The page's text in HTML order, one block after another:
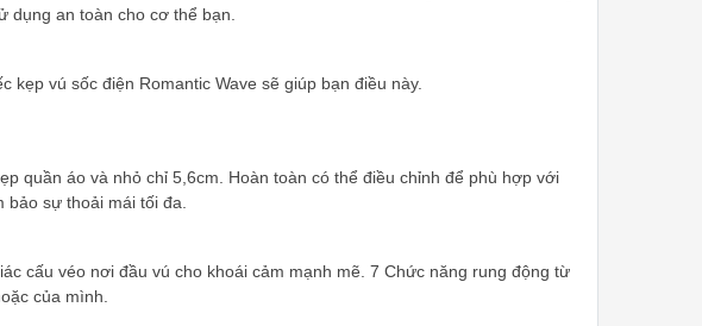
dụng an toàn cho cơ thể bạn.
vú sốc điện Romantic Wave sẽ giúp bạn điều này.
quần áo và nhỏ chỉ 5,6cm. Hoàn toàn có thể điều chỉnh để phù hợp với
sự thoải mái tối đa.
cấu véo nơi đầu vú cho khoái cảm mạnh mẽ. 7 Chức năng rung động từ
của mình.